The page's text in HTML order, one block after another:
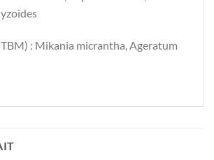
: Mikania micrantha, Ageratum